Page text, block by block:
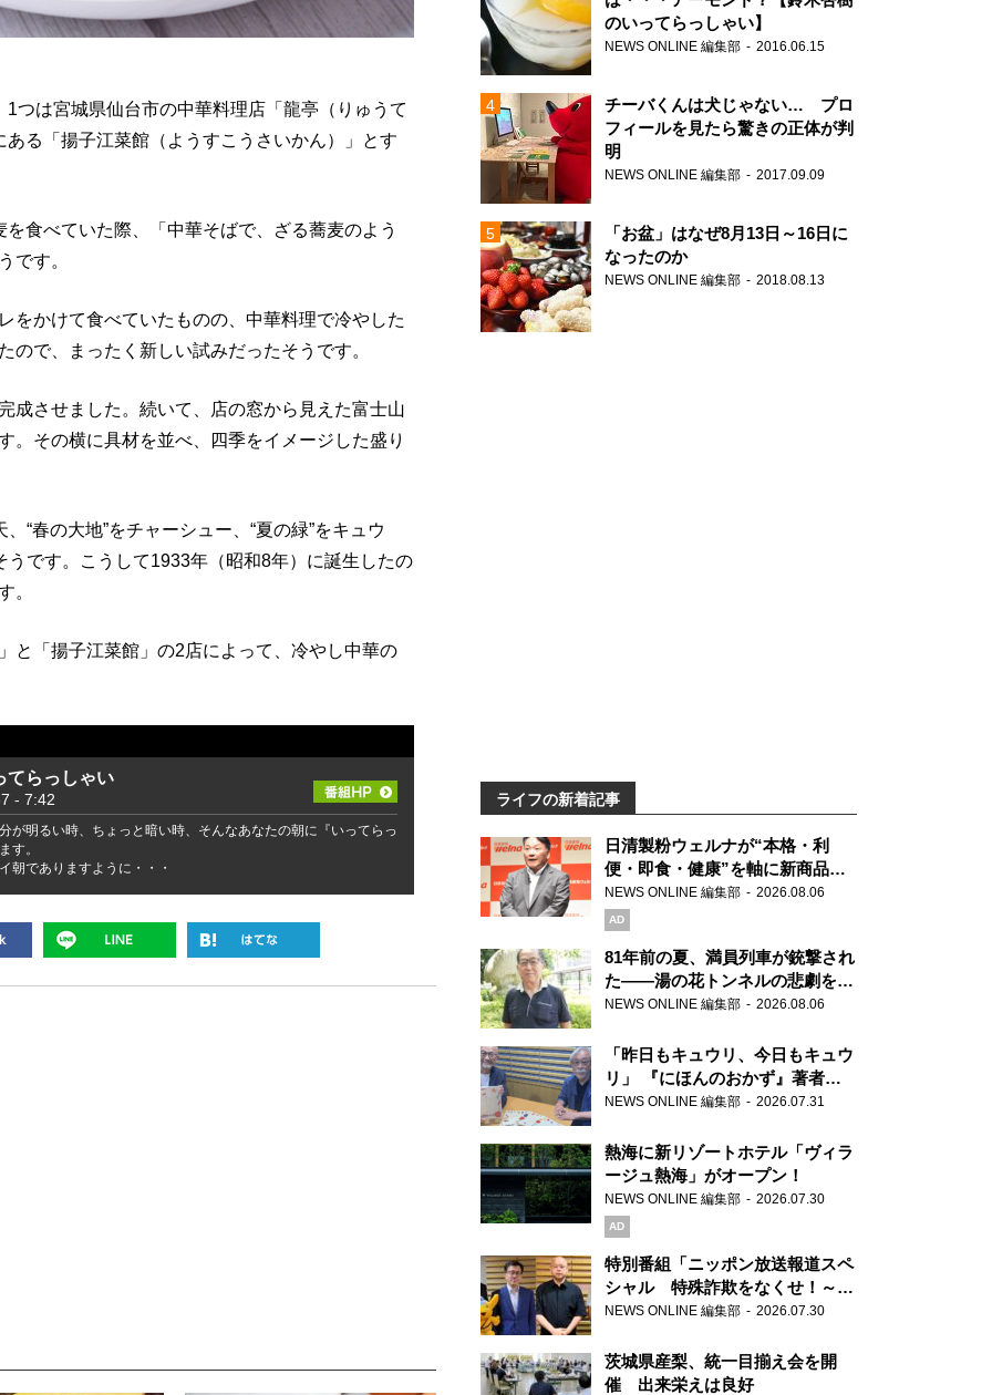
つは宮城県仙台市の中華料理店「龍亭（りゅうて
る「揚子江菜館（ようすこうさいかん）」とす
食べていた際、「中華そばで、ざる蕎麦のよう
です。
をかけて食べていたものの、中華料理で冷やした
で、まったく新しい試みだったそうです。
成させました。続いて、店の窓から見えた富士山
。その横に具材を並べ、四季をイメージした盛り
“春の大地”をチャーシュー、“夏の緑”をキュウ
うです。こうして1933年（昭和8年）に誕生したの
。
と「揚子江菜館」の2店によって、冷やし中華の
てらっしゃい
- 7:42
が明るい時、ちょっと暗い時、そんなあなたの朝に『いってらっ
す。
朝でありますように・・・
のいってらっしゃい】
NEWS ONLINE 編集部 2016.06.15
チーバくんは犬じゃない… プロ
フィールを見たら驚きの正体が判
明
NEWS ONLINE 編集部 2017.09.09
「お盆」はなぜ8月13日～16日に
なったのか
NEWS ONLINE 編集部 2018.08.13
ライフの新着記事
日清製粉ウェルナが“本格・利
便・即食・健康”を軸に新商品を
展開 「マ・マー」「青の洞窟」
ブランドを強化
NEWS ONLINE 編集部 2026.08.06
AD
81年前の夏、満員列車が銃撃され
た――湯の花トンネルの悲劇を語
り継ぐ男性
NEWS ONLINE 編集部 2026.08.06
「昨日もキュウリ、今日もキュウ
リ」 『にほんのおかず』著者が
見つけた家庭料理の知恵
NEWS ONLINE 編集部 2026.07.31
熱海に新リゾートホテル「ヴィラ
ージュ熱海」がオープン！
NEWS ONLINE 編集部 2026.07.30
AD
特別番組「ニッポン放送報道スペ
シャル 特殊詐欺をなくせ！～被
害者・加害者・警視庁が語るトク
NEWS ONLINE 編集部 2026.07.30
茨城県産梨、統一目揃え会を開
催 出来栄えは良好